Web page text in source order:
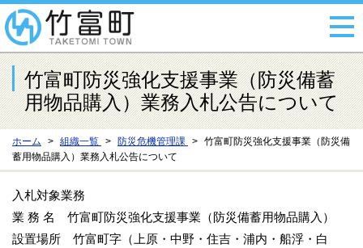
竹富町防災強化支援事業（防災備蓄
用物品購入）業務入札公告について
ホーム 組織一覧 防災危機管理課
竹富町防災強化支援事業（防災備
蓄用物品購入）業務入札公告について
入札対象業務
業 務 名 竹富町防災強化支援事業（防災備蓄用物品購入）
設置場所 竹富町字（上原・中野・住吉・浦内・船浮・白